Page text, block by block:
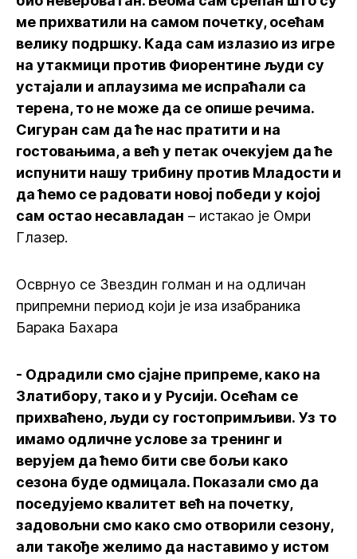
ме прихватили на самом почетку, осећам
велику подршку. Када сам излазио из игре
на утакмици против Фиорентине људи су
устајали и аплаузима ме испраћали са
терена, то не може да се опише речима.
Сигуран сам да ће нас пратити и на
гостовањима, а већ у петак очекујем да ће
испунити нашу трибину против Младости и
да ћемо се радовати новој победи у којој
сам остао несавладан – истакао је Омри
Глазер.
Осврнуо се Звездин голман и на одличан
припремни период који је иза изабраника
Барака Бахара
- Одрадили смо сјајне припреме, како на
Златибору, тако и у Русији. Осећам се
прихваћено, људи су гостопримљиви. Уз то
имамо одличне услове за тренинг и
верујем да ћемо бити све бољи како
сезона буде одмицала. Показали смо да
поседујемо квалитет већ на почетку,
задовољни смо како смо отворили сезону,
али такође желимо да наставимо у истом